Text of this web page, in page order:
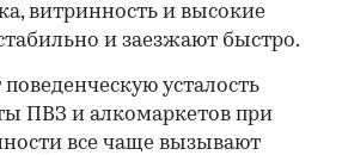
витринность и высокие
и заезжают быстро.
усталость
ПВЗ и алкомаркетов при
все чаще вызывают